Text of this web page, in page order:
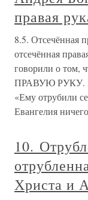
правая
8.5. Отсечённая
отсечённая
говорили о том,
ПРАВУЮ РУКУ.
«Ему отрубили
Евангелия
10.
Христа и